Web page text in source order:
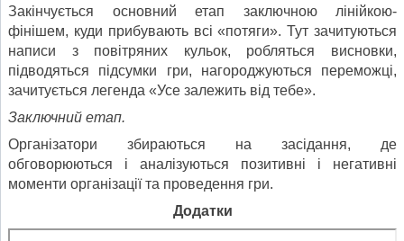
Закінчується основний етап заключною лінійкою-
фінішем, куди прибувають всі «потяги». Тут зачитуються
написи з повітряних кульок, робляться висновки,
підводяться підсумки гри, нагороджуються переможці,
зачитується легенда «Усе залежить від тебе».
Заключний етап.
Організатори збираються на засідання, де
обговорюються і аналізуються позитивні і негативні
моменти організації та проведення гри.
Додатки